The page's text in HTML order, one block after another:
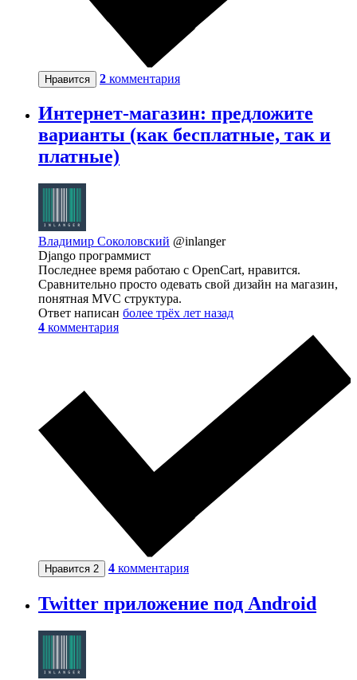
Нравится 2 комментария
Интернет-магазин: предложите
варианты (как бесплатные, так и
платные)
Владимир Соколовский @inlanger
Django программист
Последнее время работаю с OpenCart, нравится.
Сравнительно просто одевать свой дизайн на магазин,
понятная MVC структура.
Ответ написан более трёх лет назад
4 комментария
Нравится 2 4 комментария
Twitter приложение под Android